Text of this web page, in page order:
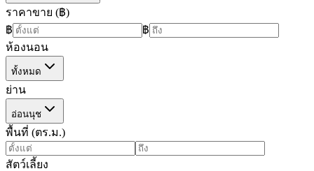
ราคาขาย (฿)
฿
฿
ห้องนอน
ทั้งหมด
ย่าน
อ่อนนุช
พื้นที่ (ตร.ม.)
สัตว์เลี้ยง